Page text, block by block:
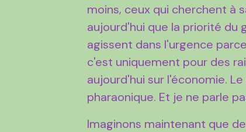
moins, ceux qui cherchent à
aujourd'hui que la priorité du
agissent dans l'urgence
c'est uniquement pour des
aujourd'hui sur l'économie.
pharaonique. Et je ne parle
Imaginons maintenant que